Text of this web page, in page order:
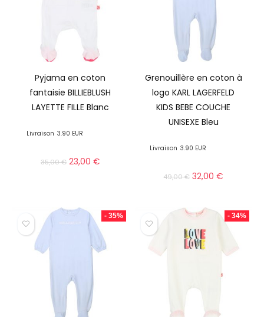
Pyjama en coton
fantaisie BILLIEBLUSH
LAYETTE FILLE Blanc
Livraison 3.90 EUR
35,00€ 23,00 €
Grenouillère en coton à
logo KARL LAGERFELD
KIDS BEBE COUCHE
UNISEXE Bleu
Livraison 3.90 EUR
49,00€ 32,00€
- 35% - 34%